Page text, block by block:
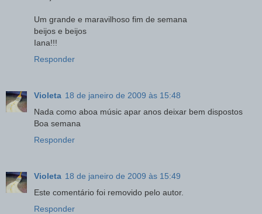
Um grande e maravilhoso fim de semana
beijos e beijos
Iana!!!
Responder
Violeta 18 de janeiro de 2009 às 15:48
Nada como aboa músic apar anos deixar bem dispostos
Boa semana
Responder
Violeta 18 de janeiro de 2009 às 15:49
Este comentário foi removido pelo autor.
Responder